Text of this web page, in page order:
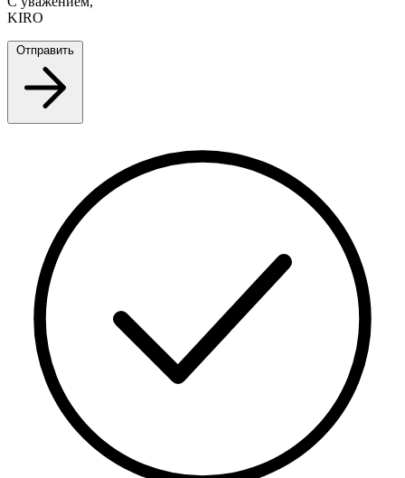
KIRO
Отправить